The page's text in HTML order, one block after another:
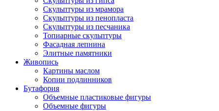
Скульптуры из мрамора
Скульптуры из пенопласта
Скульптуры из песчаника
Топиарные скульптуры
Фасадная лепнина
Элитные памятники
Живопись
Картины маслом
Копии подлинников
Бутафория
Объемные пластиковые фигуры
Объемные фигуры